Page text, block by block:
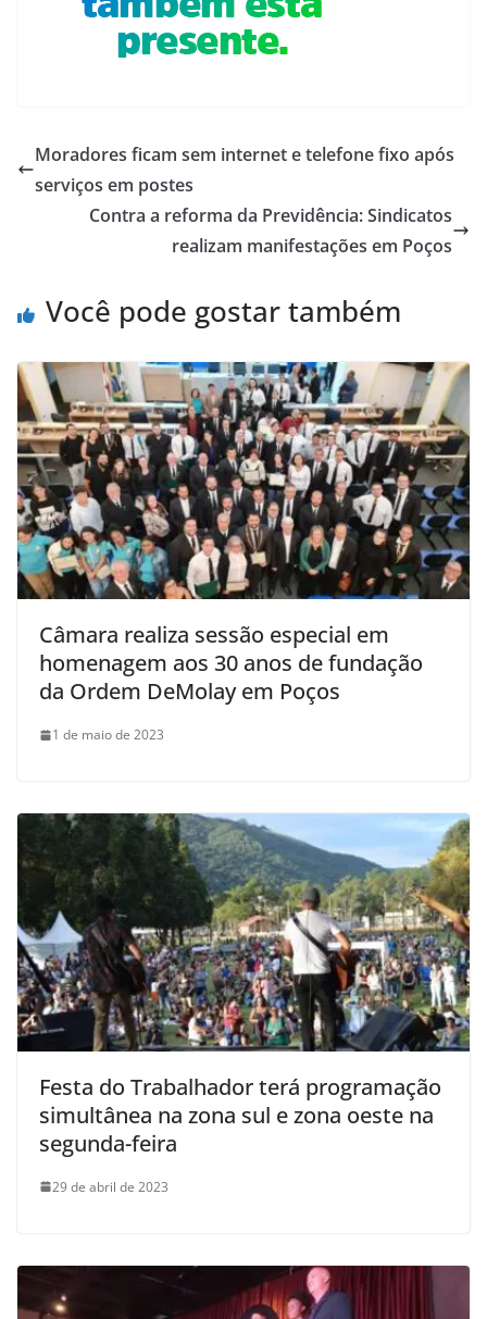
Moradores ficam sem internet e telefone fixo após
serviços em postes
Contra a reforma da Previdência: Sindicatos
realizam manifestações em Poços
Você pode gostar também
Câmara realiza sessão especial em
homenagem aos 30 anos de fundação
da Ordem DeMolay em Poços
1 de maio de 2023
Festa do Trabalhador terá programação
simultânea na zona sul e zona oeste na
segunda-feira
29 de abril de 2023